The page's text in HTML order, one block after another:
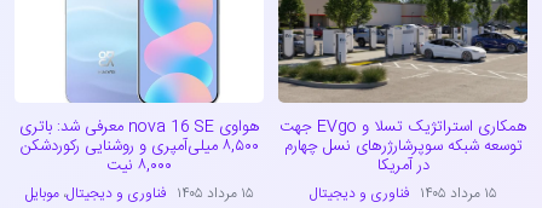
همکاری استراتژیک تسلا و EVgo جهت
توسعه شبکه سوپرشارژرهای نسل چهارم
در آمریکا
۱۵ مرداد ۱۴۰۵ فناوری و دیجیتال
هواوی nova 16 SE معرفی شد: باتری
۸,۵۰۰ میلی‌آمپری و روشنایی رکوردشکن
۸,۰۰۰ نیت
۱۵ مرداد ۱۴۰۵ فناوری و دیجیتال،موبایل